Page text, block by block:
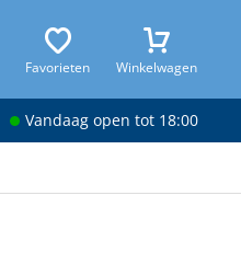
Favorieten Winkelwagen
Vandaag open tot 18:00